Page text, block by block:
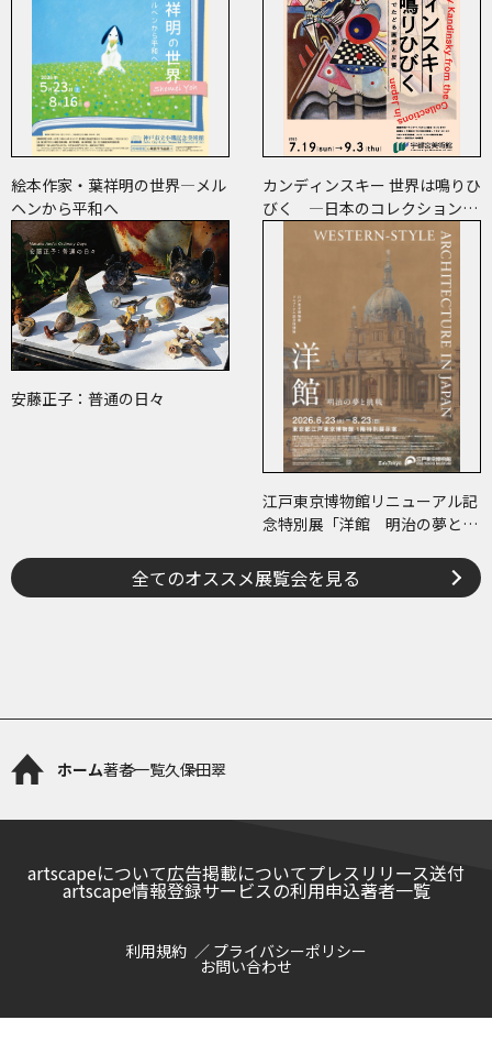
絵本作家・葉祥明の世界―メル
ヘンから平和へ
カンディンスキー 世界は鳴りひ
びく ―日本のコレクションで
たどる画業と反響―
安藤正子：普通の日々
江戸東京博物館リニューアル記
念特別展「洋館 明治の夢と挑
全てのオススメ展覧会を見る
ホーム著者一覧久保田翠
artscapeについて広告掲載についてプレスリリース送付
artscape情報登録サービスの利用申込著者一覧
利用規約 プライバシーポリシー
お問い合わせ